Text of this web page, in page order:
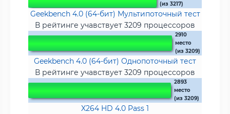
(из 3217)
Geekbench 4.0 (64-бит) Мультипоточный тест
В рейтинге учавствует 3209 процессоров
2910
место
(из 3209)
Geekbench 4.0 (64-бит) Однопоточный тест
В рейтинге учавствует 3209 процессоров
2893
место
(из 3209)
X264 HD 4.0 Pass 1